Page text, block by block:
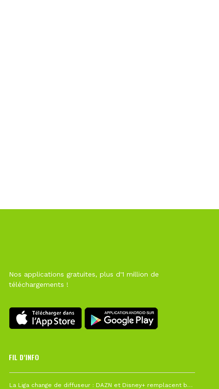
Nos applications gratuites, plus d'1 million de
téléchargements !
FIL D’INFO
La Liga change de diffuseur : DAZN et Disney+ remplacent beIN Sports !